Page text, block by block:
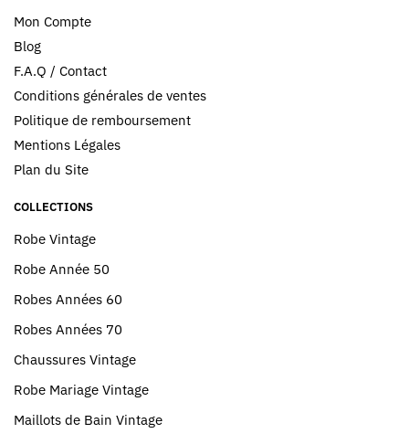
Mon Compte
Blog
F.A.Q / Contact
Conditions générales de ventes
Politique de remboursement
Mentions Légales
Plan du Site
COLLECTIONS
Robe Vintage
Robe Année 50
Robes Années 60
Robes Années 70
Chaussures Vintage
Robe Mariage Vintage
Maillots de Bain Vintage